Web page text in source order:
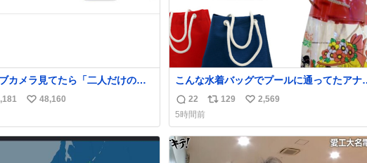
カメラ見てたら「二人だけの世
た
い
ね
48,160
こんな水着バッグでプールに通ってたアナ
タ、完全なる同世代（笑） #70年代 #80年
代 #昭和レトロ
返
信
数
22
リ
ス
129
い
ね
数
2,569
5時間前